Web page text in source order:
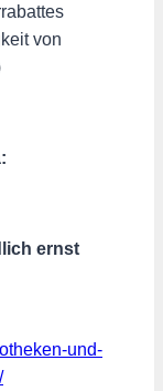
von
ernst
und-